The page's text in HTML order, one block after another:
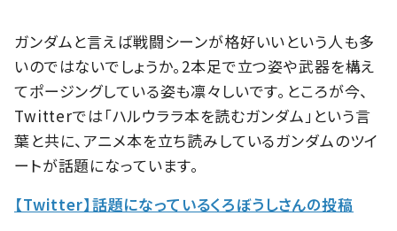
ガンダムと言えば戦闘シーンが格好いいという人も多
いのではないでしょうか。2本足で立つ姿や武器を構え
てポージングしている姿も凛々しいです。ところが今、
Twitterでは「ハルウララ本を読むガンダム」という言
葉と共に、アニメ本を立ち読みしているガンダムのツイ
ートが話題になっています。
【Twitter】話題になっているくろぼうしさんの投稿